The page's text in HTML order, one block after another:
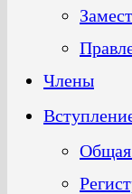
Члены
Общая